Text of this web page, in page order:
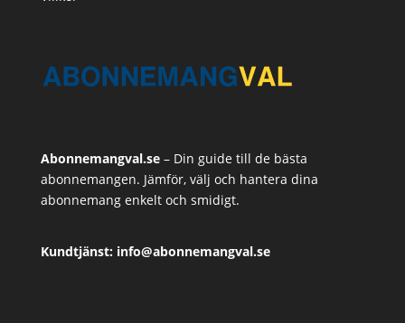
Abonnemangval.se– Din guide till de bästa
abonnemangen. Jämför, välj och hantera dina
abonnemang enkelt och smidigt.
Kundtjänst: info@abonnemangval.se